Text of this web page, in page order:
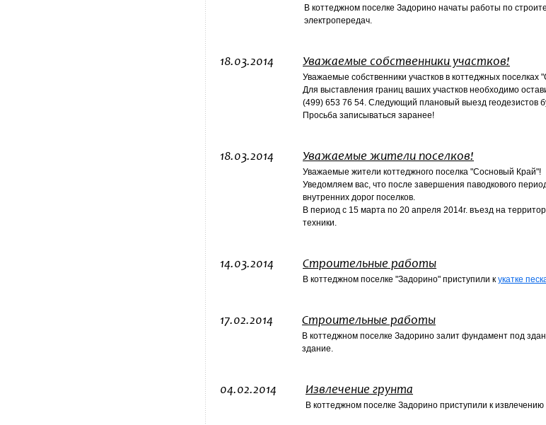
В коттеджном поселке Задорино начаты работы по
электропередач.
18.03.2014 Уважаемые собственники участков!
Уважаемые собственники участков в коттеджных
Для выставления границ ваших участков необходимо
(499) 653 76 54. Следующий плановый выезд геодезистов
Просьба записываться заранее!
18.03.2014 Уважаемые жители поселков!
Уважаемые жители коттеджного поселка "Сосновый Край"!
Уведомляем вас, что после завершения паводкового
внутренних дорог поселков.
В период с 15 марта по 20 апреля 2014г. въезд на
техники.
14.03.2014 Строительные работы
В коттеджном поселке "Задорино" приступили к укатке
17.02.2014 Строительные работы
В коттеджном поселке Задорино залит фундамент под
здание.
04.02.2014 Извлечение грунта
В коттеджном поселке Задорино приступили к извлечению